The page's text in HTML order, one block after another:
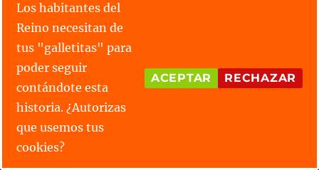
prosperidad. Sin embargo, el equilibrio se rompió
cuando, años más tarde, la recién nombrada Dama
Esmeralda, Édera, encontró a un salvaje y poderoso
guerrero fauno sobreviviendo en la espesura. Aquel
fauno no era otro que Quercus, quien no solo había
sobrevivido al abandono, sino que se había curtido
en la lucha contra las bestias más feroces.
Los habitantes del
Reino necesitan de
tus "galletitas" para
poder seguir
contándote esta
historia. ¿Autorizas
que usemos tus
cookies?
ACEPTAR RECHAZAR